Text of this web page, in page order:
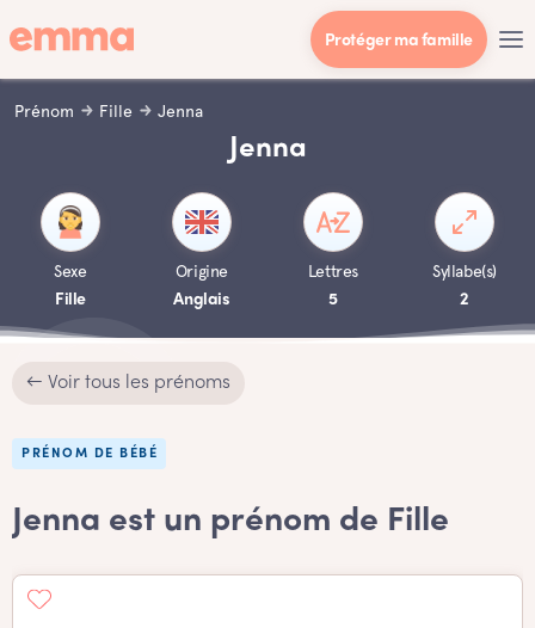
Protéger ma famille
Prénom Fille Jenna
Jenna
Sexe
Fille
Origine
Anglais
Lettres
5
Syllabe(s)
2
← Voir tous les prénoms
PRÉNOM DE BÉBÉ
Jenna est un prénom de Fille